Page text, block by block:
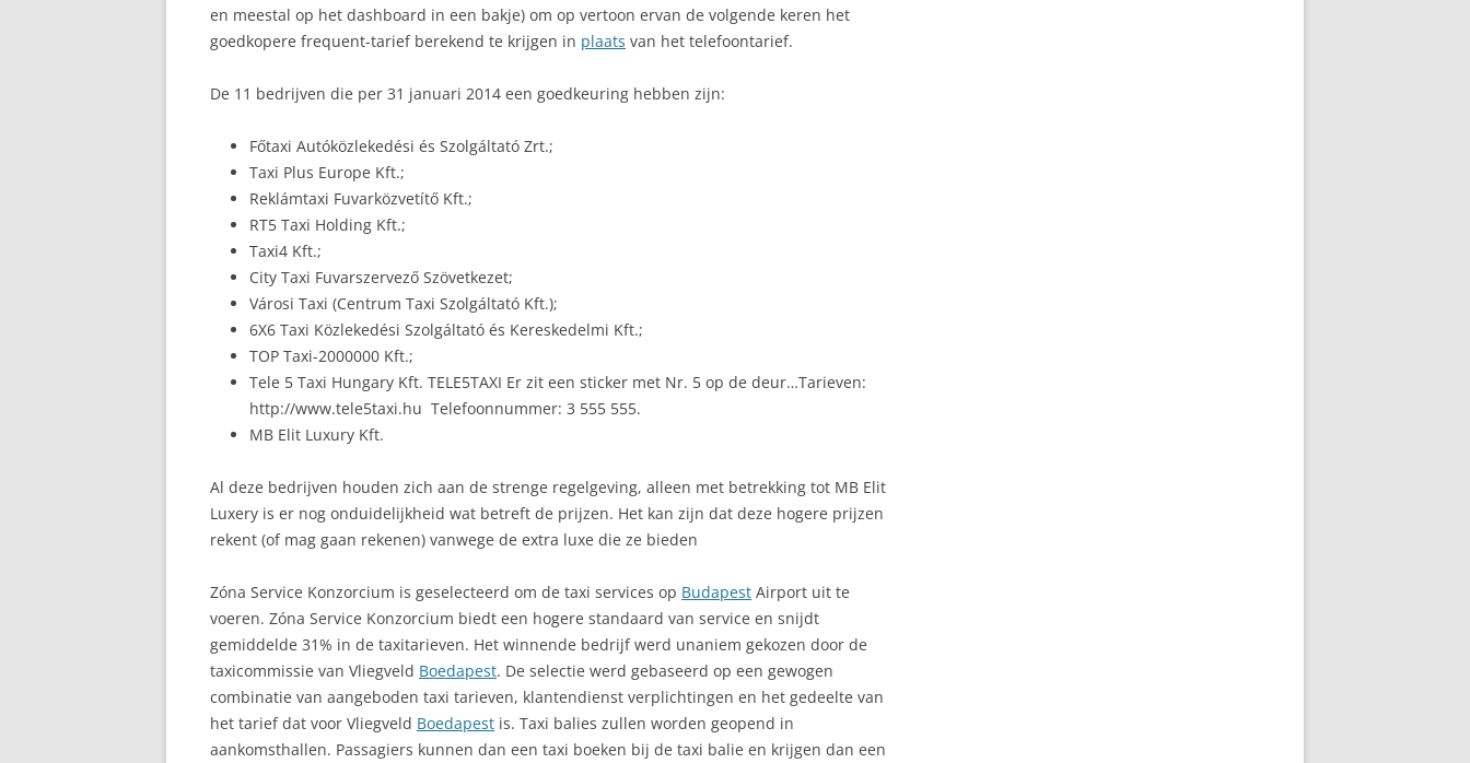
en meestal op het dashboard in een bakje) om op vertoon ervan de volgende keren het
goedkopere frequent-tarief berekend te krijgen in plaats van het telefoontarief.
De 11 bedrijven die per 31 januari 2014 een goedkeuring hebben zijn:
Főtaxi Autóközlekedési és Szolgáltató Zrt.;
Taxi Plus Europe Kft.;
Reklámtaxi Fuvarközvetítő Kft.;
RT5 Taxi Holding Kft.;
Taxi4 Kft.;
City Taxi Fuvarszervező Szövetkezet;
Városi Taxi (Centrum Taxi Szolgáltató Kft.);
6X6 Taxi Közlekedési Szolgáltató és Kereskedelmi Kft.;
TOP Taxi-2000000 Kft.;
Tele 5 Taxi Hungary Kft. TELE5TAXI Er zit een sticker met Nr. 5 op de deur…Tarieven:
http://www.tele5taxi.hu Telefoonnummer: 3 555 555.
MB Elit Luxury Kft.
Al deze bedrijven houden zich aan de strenge regelgeving, alleen met betrekking tot MB Elit
Luxery is er nog onduidelijkheid wat betreft de prijzen. Het kan zijn dat deze hogere prijzen
rekent (of mag gaan rekenen) vanwege de extra luxe die ze bieden
Zóna Service Konzorcium is geselecteerd om de taxi services op Budapest Airport uit te
voeren. Zóna Service Konzorcium biedt een hogere standaard van service en snijdt
gemiddelde 31% in de taxitarieven. Het winnende bedrijf werd unaniem gekozen door de
taxicommissie van Vliegveld Boedapest. De selectie werd gebaseerd op een gewogen
combinatie van aangeboden taxi tarieven, klantendienst verplichtingen en het gedeelte van
het tarief dat voor Vliegveld Boedapest is. Taxi balies zullen worden geopend in
aankomsthallen. Passagiers kunnen dan een taxi boeken bij de taxi balie en krijgen dan een